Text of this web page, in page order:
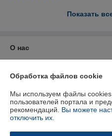
Показать
О нас
Доставка и оплата
График работы
Обработка файлов cookie
Мы используем файлы cookies
пользователей портала и
рекомендаций. Вы можете
отключить их.